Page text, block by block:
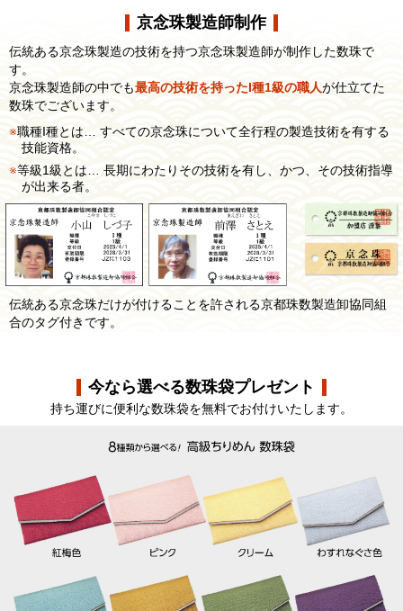
京念珠製造師制作
伝統ある京念珠製造の技術を持つ京念珠製造師が制作した数珠で
す。
京念珠製造師の中でも最高の技術を持ったI種1級の職人が仕立てた
数珠でございます。
職種I種とは… すべての京念珠について全行程の製造技術を有する
技能資格。
等級1級とは… 長期にわたりその技術を有し、かつ、その技術指導
が出来る者。
伝統ある京念珠だけが付けることを許される京都珠数製造卸協同組
合のタグ付きです。
今なら選べる数珠袋プレゼント
持ち運びに便利な数珠袋を無料でお付けいたします。